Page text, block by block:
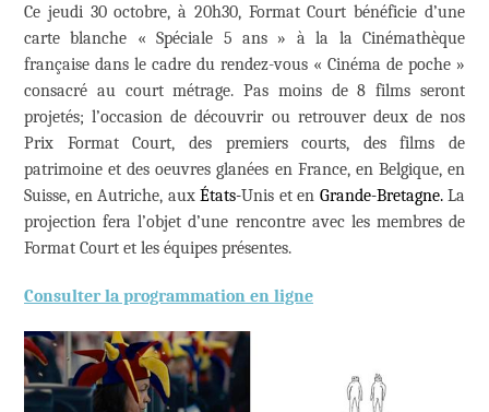
Ce jeudi 30 octobre, à 20h30, Format Court bénéficie d’une
carte blanche « Spéciale 5 ans » à la la Cinémathèque
française dans le cadre du rendez-vous « Cinéma de poche »
consacré au court métrage. Pas moins de 8 films seront
projetés; l’occasion de découvrir ou retrouver deux de nos
Prix Format Court, des premiers courts, des films de
patrimoine et des oeuvres glanées en France, en Belgique, en
Suisse, en Autriche, aux États-Unis et en Grande-Bretagne. La
projection fera l’objet d’une rencontre avec les membres de
Format Court et les équipes présentes.
Consulter la programmation en ligne